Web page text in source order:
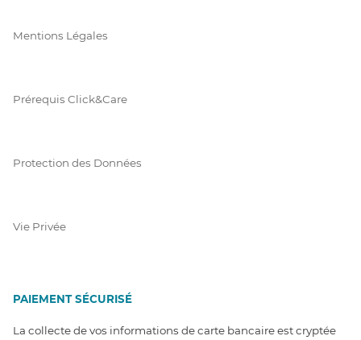
Mentions Légales
Prérequis Click&Care
Protection des Données
Vie Privée
PAIEMENT SÉCURISÉ
La collecte de vos informations de carte bancaire est cryptée